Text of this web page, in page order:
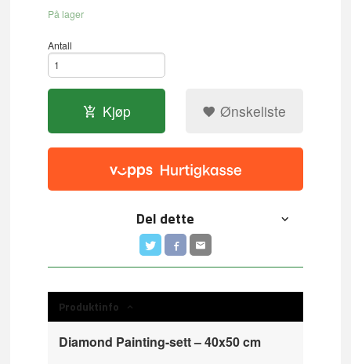
På lager
Antall
Kjøp Ønskeliste
Del dette
Produktinfo
Diamond Painting-sett – 40x50 cm